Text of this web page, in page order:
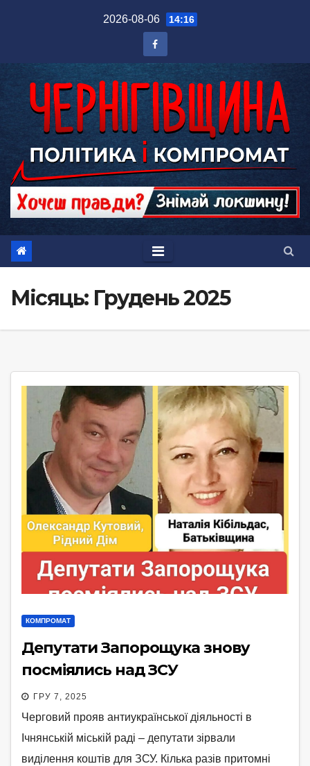
2026-08-06 14:16
Місяць: Грудень 2025
КОМПРОМАТ
Депутати Запорощука знову
посміялись над ЗСУ
ГРУ 7, 2025
Черговий прояв антиукраїнської діяльності в
Ічнянській міській раді – депутати зірвали
виділення коштів для ЗСУ. Кілька разів притомні